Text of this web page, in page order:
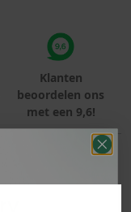
Klanten
beoordelen ons
met een 9,6!